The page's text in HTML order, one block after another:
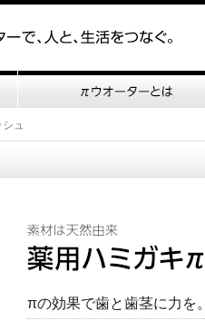
ュ
πの効果で歯と歯茎に力を。